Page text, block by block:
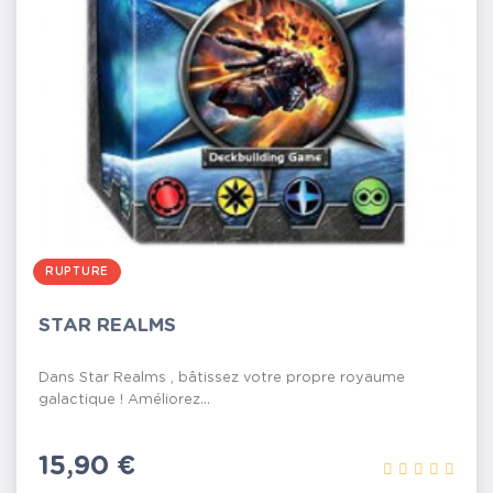
RUPTURE
STAR REALMS
Dans Star Realms , bâtissez votre propre royaume
galactique ! Améliorez...
Prix
15,90 €